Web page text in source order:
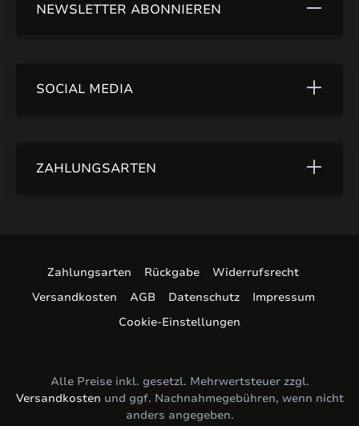
NEWSLETTER ABONNIEREN
SOCIAL MEDIA
ZAHLUNGSARTEN
Zahlungsarten Rückgabe
Widerrufsrecht
Versandkosten
AGB Datenschutz
Impressum
Cookie-Einstellungen
Alle Preise inkl. gesetzl. Mehrwertsteuer zzgl.
Versandkosten und ggf. Nachnahmegebühren, wenn nicht
anders angegeben.